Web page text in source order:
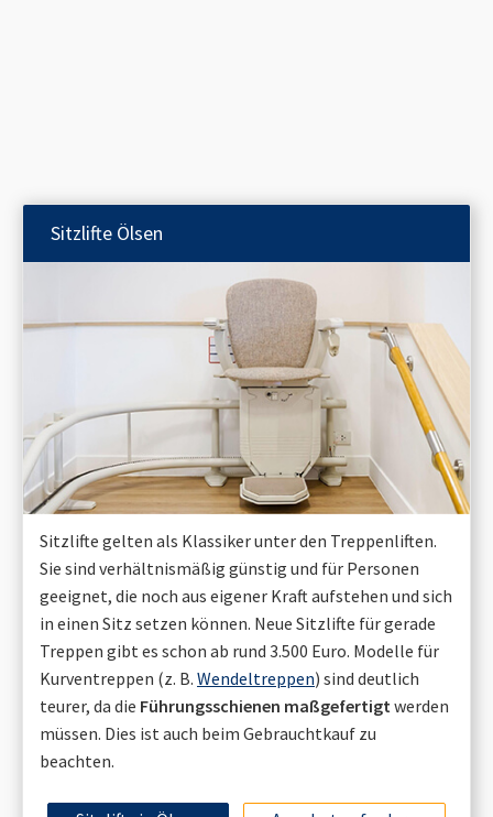
Sitzlifte Ölsen
Sitzlifte gelten als Klassiker unter den Treppenliften.
Sie sind verhältnismäßig günstig und für Personen
geeignet, die noch aus eigener Kraft aufstehen und sich
in einen Sitz setzen können. Neue Sitzlifte für gerade
Treppen gibt es schon ab rund 3.500 Euro. Modelle für
Kurventreppen (z. B. Wendeltreppen) sind deutlich
teurer, da die Führungsschienen maßgefertigt werden
müssen. Dies ist auch beim Gebrauchtkauf zu
beachten.